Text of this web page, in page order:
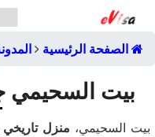
الصفحة الرئيسية
بيت السحيمي
بيت السحيمي، منزل